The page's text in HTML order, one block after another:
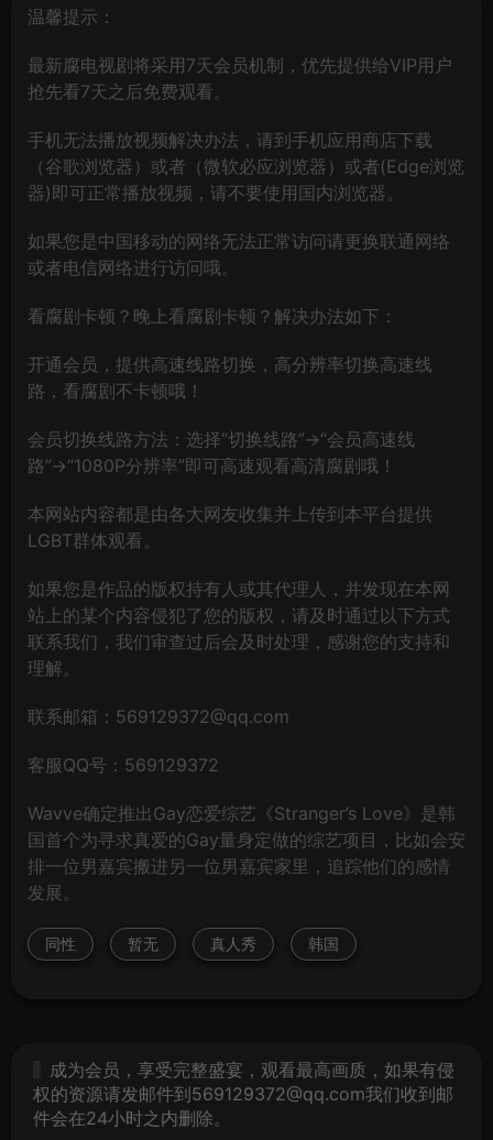
温馨提示：
最新腐电视剧将采用7天会员机制，优先提供给VIP用户
抢先看7天之后免费观看。
手机无法播放视频解决办法，请到手机应用商店下载
（谷歌浏览器）或者（微软必应浏览器）或者(Edge浏览
器)即可正常播放视频，请不要使用国内浏览器。
如果您是中国移动的网络无法正常访问请更换联通网络
或者电信网络进行访问哦。
看腐剧卡顿？晚上看腐剧卡顿？解决办法如下：
开通会员，提供高速线路切换，高分辨率切换高速线
路，看腐剧不卡顿哦！
会员切换线路方法：选择“切换线路”→“会员高速线
路”→“1080P分辨率”即可高速观看高清腐剧哦！
本网站内容都是由各大网友收集并上传到本平台提供
LGBT群体观看。
如果您是作品的版权持有人或其代理人，并发现在本网
站上的某个内容侵犯了您的版权，请及时通过以下方式
联系我们，我们审查过后会及时处理，感谢您的支持和
理解。
联系邮箱：569129372@qq.com
客服QQ号：569129372
Wavve确定推出Gay恋爱综艺《Stranger’s Love》是韩
国首个为寻求真爱的Gay量身定做的综艺项目，比如会安
排一位男嘉宾搬进另一位男嘉宾家里，追踪他们的感情
发展。
同性 暂无 真人秀 韩国
成为会员，享受完整盛宴，观看最高画质，如果有侵
权的资源请发邮件到569129372@qq.com我们收到邮
件会在24小时之内删除。